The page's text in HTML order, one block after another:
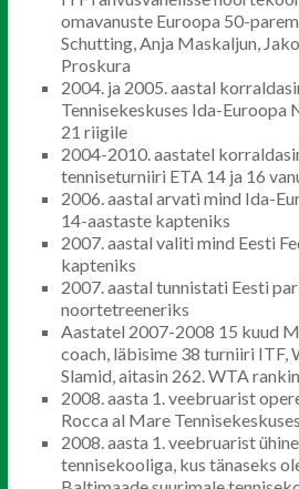
omavanuste Euroopa 50-
Schutting, Anja Maskaljun,
Proskura
2004. ja 2005. aastal
Tennisekeskuses Ida-
21 riigile
2004-2010. aastatel
tenniseturniiri ETA 14 ja 16
2006. aastal arvati mind Ida-
14-aastaste kapteniks
2007. aastal valiti mind Eesti
kapteniks
2007. aastal tunnistati Eesti
noortetreeneriks
Aastatel 2007-2008 15 kuud
coach, läbisime 38 turniiri ITF,
Slamid, aitasin 262. WTA
2008. aasta 1. veebruarist
Rocca al Mare Tennisekeskuses
2008. aasta 1. veebruarist
tennisekooliga, kus tänaseks